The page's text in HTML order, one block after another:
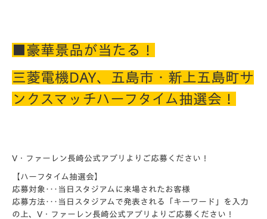
■豪華景品が当たる！
三菱電機DAY、五島市・新上五島町サ
ンクスマッチハーフタイム抽選会！
V・ファーレン長崎公式アプリ よりご応募ください！
【ハーフタイム抽選会】
応募対象･･･当日スタジアムに来場されたお客様
応募方法･･･当日スタジアムで発表される「キーワード」を入力
の上、V・ファーレン長崎公式アプリよりご応募ください！